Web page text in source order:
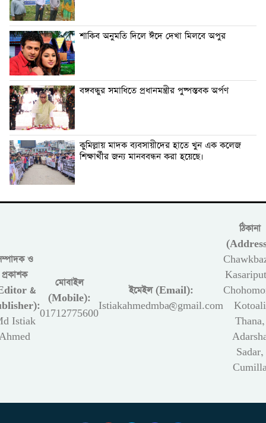
শাকিব অনুমতি দিলে ঈদে দেখা মিলবে অপুর
বঙ্গবন্ধুর সমাধিতে প্রধানমন্ত্রীর পুষ্পস্তবক অর্পণ
কুমিল্লায় মাদক ব্যবসায়ীদের হাতে খুন এক কলেজ
শিক্ষার্থীর জন্য মানববন্ধন করা হয়েছে।
ও
প্রকাশক
&
Istiak
মোবাইল
(Mobile):
01712775600
ইমেইল (Email):
Istiakahmedmba@gmail.com
ঠিকানা
Kotoali
Thana,
Sadar,